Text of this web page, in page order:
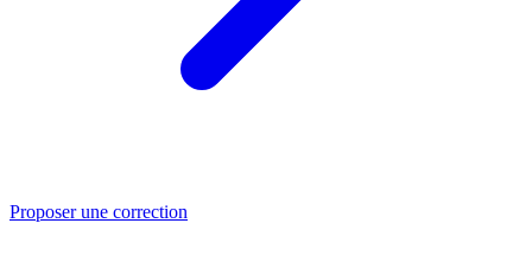
Proposer une correction